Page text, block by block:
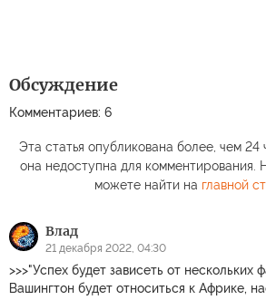
Обсуждение
Комментариев: 6
Эта статья опубликована более, чем 24
она недоступна для комментирования.
можете найти на главной
Влад
21 декабря 2022, 04:30
>>>"Успех будет зависеть от нескольких
Вашингтон будет относиться к Африке,